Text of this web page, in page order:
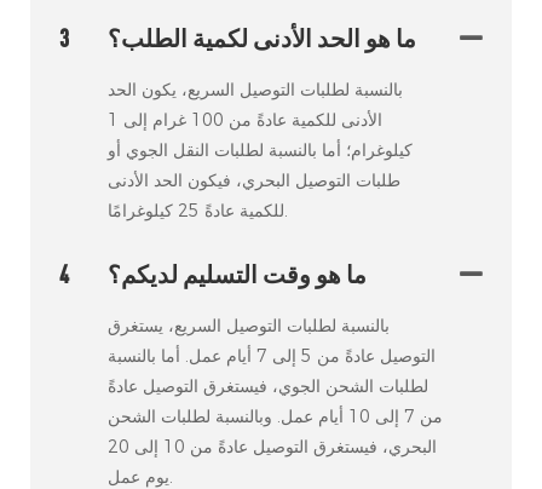
3 ما هو الحد الأدنى لكمية الطلب؟
بالنسبة لطلبات التوصيل السريع، يكون الحد
الأدنى للكمية عادةً من 100 غرام إلى 1
كيلوغرام؛ أما بالنسبة لطلبات النقل الجوي أو
طلبات التوصيل البحري، فيكون الحد الأدنى
للكمية عادةً 25 كيلوغرامًا.
4 ما هو وقت التسليم لديكم؟
بالنسبة لطلبات التوصيل السريع، يستغرق
التوصيل عادةً من 5 إلى 7 أيام عمل. أما بالنسبة
لطلبات الشحن الجوي، فيستغرق التوصيل عادةً
من 7 إلى 10 أيام عمل. وبالنسبة لطلبات الشحن
البحري، فيستغرق التوصيل عادةً من 10 إلى 20
يوم عمل.